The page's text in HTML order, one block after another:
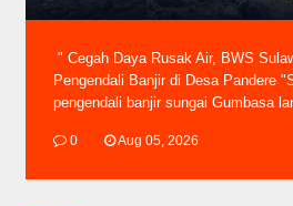
" Cegah Daya Rusak Air, BWS
Pengendali Banjir di Desa Pandere
pengendali banjir sungai Gumbasa
0 Aug 05, 2026